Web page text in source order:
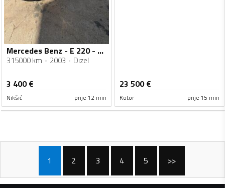
Mercedes Benz - E 220 - e220
315000 km 2003 Dizel
3 400€
Nikšić prije 12 min
23 500€
Kotor prije 15 min
1 2 3 4 5 >>